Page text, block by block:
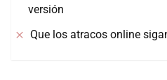
versión
Que los atracos online